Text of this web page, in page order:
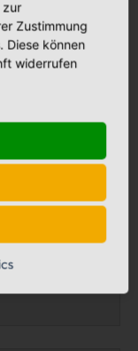
Krüp
zur
Zustimmung
Diese können
widerrufen